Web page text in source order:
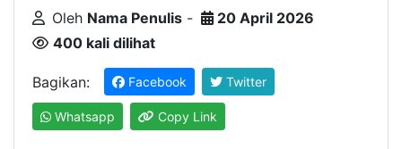
Oleh Nama Penulis -
20 April 2026
400 kali dilihat
Bagikan: Facebook Twitter
Whatsapp Copy Link